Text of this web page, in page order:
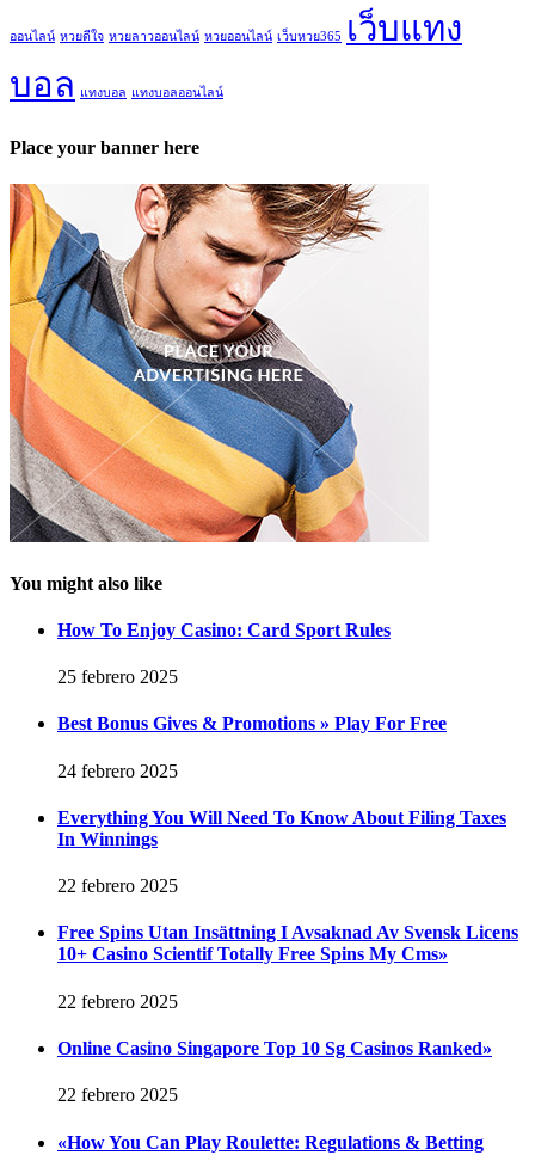
ออนไลน์ หวยดีใจ หวยลาวออนไลน์ หวยออนไลน์ เว็บหวย365
เว็บแทง
บอล
แทงบอล แทงบอลออนไลน์
Place your banner here
You might also like
How To Enjoy Casino: Card Sport Rules
25 febrero 2025
Best Bonus Gives & Promotions » Play For Free
24 febrero 2025
Everything You Will Need To Know About Filing Taxes
In Winnings
22 febrero 2025
Free Spins Utan Insättning I Avsaknad Av Svensk Licens
10+ Casino Scientif Totally Free Spins My Cms»
22 febrero 2025
Online Casino Singapore Top 10 Sg Casinos Ranked»
22 febrero 2025
«How You Can Play Roulette: Regulations & Betting